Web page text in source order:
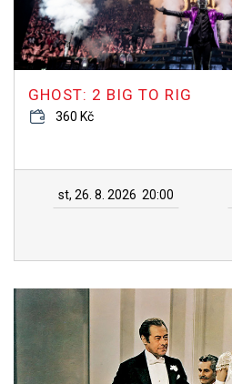
GHOST: 2 BIG TO RIG
360 Kč
st, 26. 8. 2026 20:00